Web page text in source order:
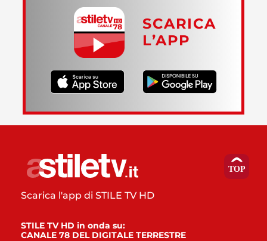
SCARICA
L’APP
Scarica l'app di STILE TV HD
STILE TV HD in onda su:
CANALE 78 DEL DIGITALE TERRESTRE